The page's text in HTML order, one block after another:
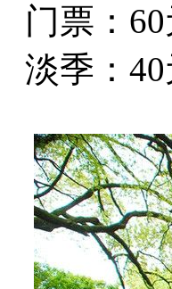
门票：
淡季：